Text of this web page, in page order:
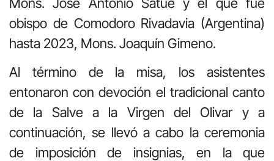
obispo de Comodoro Rivadavia (Argentina)
hasta 2023, Mons. Joaquín Gimeno.
Al término de la misa, los asistentes
entonaron con devoción el tradicional canto
de la Salve a la Virgen del Olivar y a
continuación, se llevó a cabo la ceremonia
de imposición de insignias, en la que